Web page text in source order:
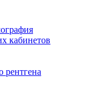
кабинетов
рентгена